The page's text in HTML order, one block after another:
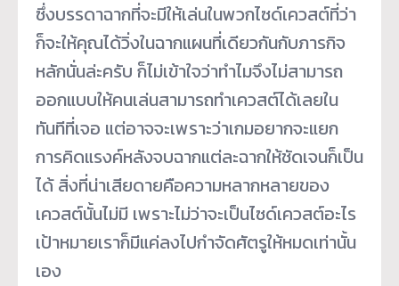
ซึ่งบรรดาฉากที่จะมีให้เล่นในพวกไซด์เควสต์ที่ว่า
ก็จะให้คุณได้วิ่งในฉากแผนที่เดียวกันกับภารกิจ
หลักนั่นล่ะครับ ก็ไม่เข้าใจว่าทำไมจึงไม่สามารถ
ออกแบบให้คนเล่นสามารถทำเควสต์ได้เลยใน
ทันทีที่เจอ แต่อาจจะเพราะว่าเกมอยากจะแยก
การคิดแรงค์หลังจบฉากแต่ละฉากให้ชัดเจนก็เป็น
ได้ สิ่งที่น่าเสียดายคือความหลากหลายของ
เควสต์นั้นไม่มี เพราะไม่ว่าจะเป็นไซด์เควสต์อะไร
เป้าหมายเราก็มีแค่ลงไปกำจัดศัตรูให้หมดเท่านั้น
เอง